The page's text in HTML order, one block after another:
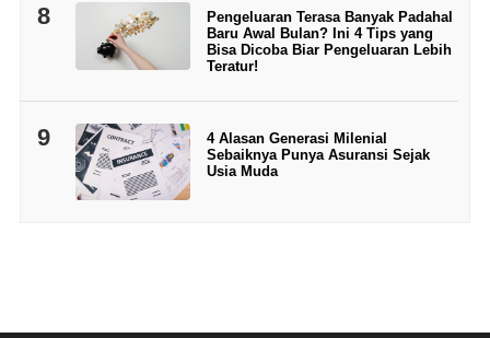
8
Pengeluaran Terasa Banyak Padahal
Baru Awal Bulan? Ini 4 Tips yang
Bisa Dicoba Biar Pengeluaran Lebih
Teratur!
9
4 Alasan Generasi Milenial
Sebaiknya Punya Asuransi Sejak
Usia Muda